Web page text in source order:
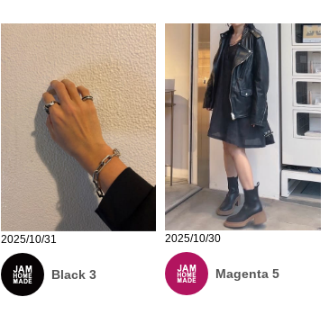
2025/10/31
Black 3
2025/10/30
Magenta 5